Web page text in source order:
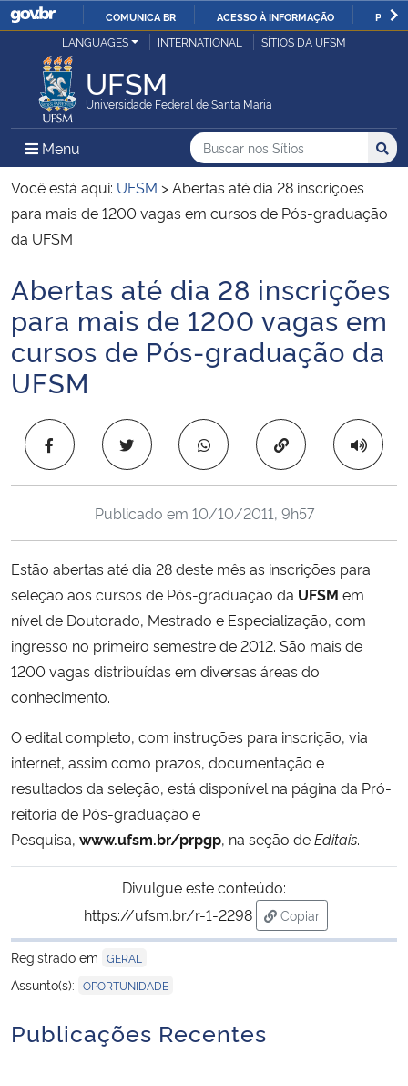
IR
COMUNICA BR ACESSO À INFORMAÇÃO
Ministério da Justiça e Segurança Pública
Ministério da Defesa
Ministério das Relações Exteriores
Ministério da Economia
Ministério da Infraestrutura
Ministério da Agricultura, Pecuária e Abastecimento
Ministério da Educação
Ministério da Cidadania
Ministério da Saúde
Ministério de Minas e Energia
Ministério da Ciência, Tecnologia, Inovações e Comunicações
Ministério do Meio Ambiente
Ministério do Turismo
Controladoria-Geral da União
Ministério da Mulher, da Família e dos Direitos Humanos
Secretaria de Governo
Gabinete de Segurança Institucional
LANGUAGES INTERNATIONAL SÍTIOS DA UFSM
UFSM
Universidade Federal de Santa Maria
Menu Menu Principal do Sítio
Busca
Buscar no nos Sítios
Busca:
Você está aqui: UFSM >Abertas até dia 28 inscrições
para mais de 1200 vagas em cursos de Pós-graduação
da UFSM
Início do conteúdo
Abertas até dia 28 inscrições
para mais de 1200 vagas em
cursos de Pós-graduação da
UFSM
Copiar para área
Publicado em 10/10/2011, 9h57
Estão abertas até dia 28 deste mês as inscrições para
seleção aos cursos de Pós-graduação da UFSM em
nível de Doutorado, Mestrado e Especialização, com
ingresso no primeiro semestre de 2012. São mais de
1200 vagas distribuídas em diversas áreas do
conhecimento.
O edital completo, com instruções para inscrição, via
internet, assim como prazos, documentação e
resultados da seleção, está disponível na página da Pró-
reitoria de Pós-graduação e
Pesquisa, www.ufsm.br/prpgp, na seção deEditais.
Divulgue este conteúdo:
https://ufsm.br/r-1-2298
Copiar
para área de
Registrado em GERAL
Assunto(s): OPORTUNIDADE
Publicações Recentes